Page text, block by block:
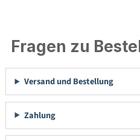
Fragen zu
Versand und Bestellung
Zahlung